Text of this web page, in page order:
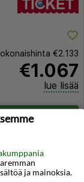
€2.133
€1.067
lue lisää
matka
ja mainoksia.